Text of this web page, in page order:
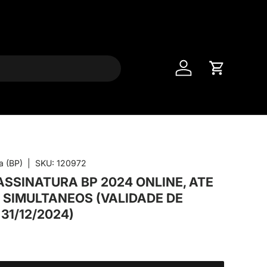
Entrar Carrinho
(BP) SKU: 120972
BP 2024 ONLINE, ATE
(VALIDADE DE
12/2024)